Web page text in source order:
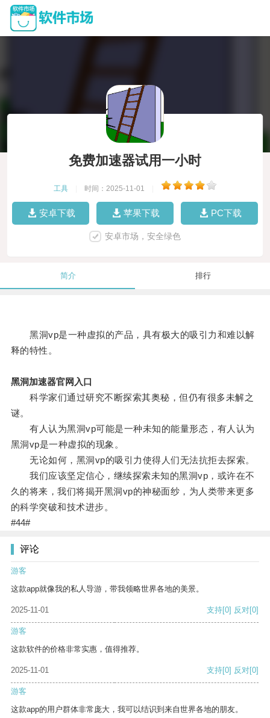
免费加速器试用一小时
工具 时间：2025-11-01
安卓下载 苹果下载 PC下载
安卓市场，安全绿色
简介 排行
黑洞vp是一种虚拟的产品，具有极大的吸引力和难以解
释的特性。
黑洞加速器官网入口
科学家们通过研究不断探索其奥秘，但仍有很多未解之
谜。
有人认为黑洞vp可能是一种未知的能量形态，有人认为
黑洞vp是一种虚拟的现象。
无论如何，黑洞vp的吸引力使得人们无法抗拒去探索。
我们应该坚定信心，继续探索未知的黑洞vp，或许在不
久的将来，我们将揭开黑洞vp的神秘面纱，为人类带来更多
的科学突破和技术进步。
#44#
评论
游客
这款app就像我的私人导游，带我领略世界各地的美景。
2025-11-01 支持[0] 反对[0]
游客
这款软件的价格非常实惠，值得推荐。
2025-11-01 支持[0] 反对[0]
游客
这款app的用户群体非常庞大，我可以结识到来自世界各地的朋友。